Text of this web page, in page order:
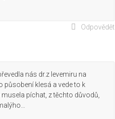
Odpovědět
nás dr.z levemiru na
působení klesá a vede to k
píchat, z těchto důvodů,